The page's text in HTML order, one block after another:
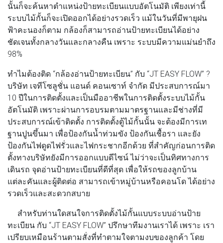
นั้นก็จะค้นหาตำแหน่งป้ายทะเบียนแบบอัตโนมัติ เพียงเท่านี้
ระบบไม้กั้นก็จะเปิดออกได้อย่างรวดเร็ว แม้ในวันที่มีพายุฝน
ฟ้าคะนองก็ตาม กล้องก็สามารถอ่านป้ายทะเบียนได้อย่าง
ชัดเจนทั้งกลางวันและกลางคืน เพราะ ระบบมีความแม่นยำถึง
98%
ทำไมต้องติด “กล้องอ่านป้ายทะเบียน” กับ “JT EASY FLOW” ?
บริษัท เจทีโซลูชั่น แอนด์ คอนเซาท์ จำกัด มีประสบการณ์มา
10 ปีในการติดตั้งและเป็นมืออาชีพในการติดตั้งระบบไม้กั้น
อัตโนมัติ เพราะผ่านการอบรมตามมาตรฐานและมีช่างที่มี
ประสบการณ์เข้าติดตั้ง การติดตั้งตู้ไม้กั้นนั้น จะต้องมีการเท
ฐานปูนขึ้นมา เพื่อป้องกันน้ำท่วมขัง ป้องกันเชื้อรา และยัง
ป้องกันไฟดูดไฟรั่วและไฟกระชากอีกด้วย ที่สำคัญก่อนการติด
ตั้งทางบริษัทยังมีการออกแบบดีไซน์ ไม่ว่าจะเป็นทิศทางการ
เดินรถ จุดอ่านป้ายทะเบียนที่ดีที่สุด เพื่อให้รถของลูกบ้าน
แต่ละคันและผู้ติดต่อ สามารถเข้าหมู่บ้านหรือคอนโด ได้อย่าง
รวดเร็วและสะดวกสบาย
สำหรับท่านใดสนใจการติดตั้งไม้กั้นแบบระบบอ่านป้าย
ทะเบียน กับ “JT EASY FLOW” ปรึกษาทีมงานเราได้ เพราะ เรา
เปรียบเหมือนร้านตามสั่งที่ทำตามใจตามงบของลูกค้า โดย